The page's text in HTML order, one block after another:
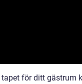
för ditt gästrum